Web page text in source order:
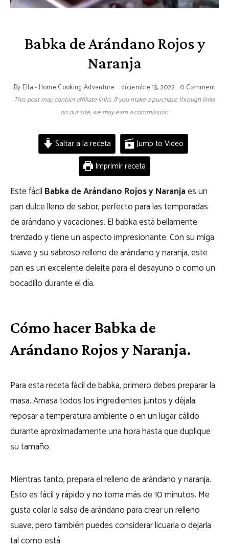
Babka de Arándano Rojos y
Naranja
By Ella - Home Cooking Adventure diciembre 13, 2022 0 Comment
This post may contain affiliate links. If you make a purchase through links
on our site, we may earn a commission.
Saltar a la receta
Jump to Video
Imprimir receta
Este fácil Babka de Arándano Rojos y Naranjaes un
pan dulce lleno de sabor, perfecto para las temporadas
de arándano y vacaciones. El babka está bellamente
trenzado y tiene un aspecto impresionante. Con su miga
suave y su sabroso relleno de arándano y naranja, este
pan es un excelente deleite para el desayuno o como un
bocadillo durante el día.
Cómo hacer Babka de
Arándano Rojos y Naranja.
Para esta receta fácil de babka, primero debes preparar la
masa. Amasa todos los ingredientes juntos y déjala
reposar a temperatura ambiente o en un lugar cálido
durante aproximadamente una hora hasta que duplique
su tamaño.
Mientras tanto, prepara el relleno de arándano y naranja.
Esto es fácil y rápido y no toma más de 10 minutos. Me
gusta colar la salsa de arándano para crear un relleno
suave, pero también puedes considerar licuarla o dejarla
tal como está.